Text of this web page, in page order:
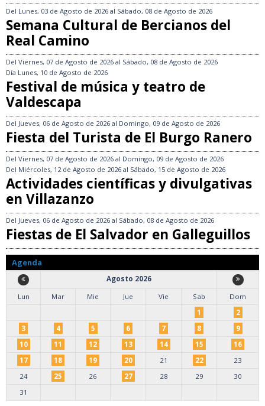
Del Lunes, 03 de Agosto de 2026 al Sábado, 08 de Agosto de 2026
Semana Cultural de Bercianos del
Real Camino
Del Viernes, 07 de Agosto de 2026 al Sábado, 08 de Agosto de 2026
Día Lunes, 10 de Agosto de 2026
Festival de música y teatro de
Valdescapa
Del Jueves, 06 de Agosto de 2026 al Domingo, 09 de Agosto de 2026
Fiesta del Turista de El Burgo Ranero
Del Viernes, 07 de Agosto de 2026 al Domingo, 09 de Agosto de 2026
Del Miércoles, 12 de Agosto de 2026 al Sábado, 15 de Agosto de 2026
Actividades científicas y divulgativas
en Villazanzo
Del Jueves, 06 de Agosto de 2026 al Sábado, 08 de Agosto de 2026
Fiestas de El Salvador en Galleguillos
Agenda
Agosto 2026
Lun
Mar Mie Jue Vie Sab
Dom
1
2
3
4 5 6 7 8
9
10
11 12 13 14 15
16
17
18 19 20 21 22
23
24
25 26 27 28 29
30
31